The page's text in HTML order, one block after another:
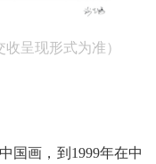
呈现形式为准）
国画，到1999年在中